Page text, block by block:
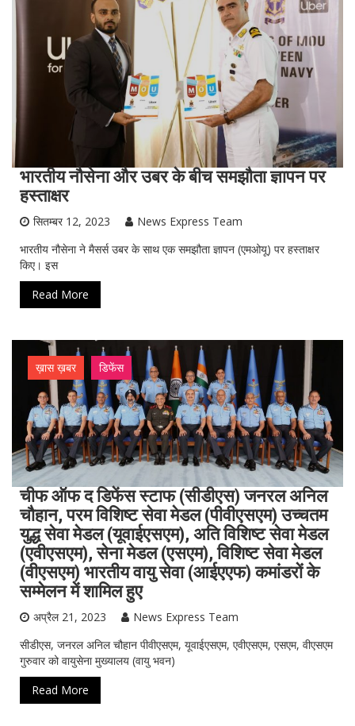
भारतीय नौसेना और उबर के बीच समझौता ज्ञापन पर
हस्ताक्षर
सितम्बर 12, 2023
News Express Team
भारतीय नौसेना ने मैसर्स उबर के साथ एक समझौता ज्ञापन (एमओयू) पर हस्ताक्षर
किए। इस
Read More
ख़ास ख़बर डिफेंस
चीफ ऑफ द डिफेंस स्टाफ (सीडीएस) जनरल अनिल
चौहान, परम विशिष्ट सेवा मेडल (पीवीएसएम) उच्चतम
युद्ध सेवा मेडल (यूवाईएसएम), अति विशिष्ट सेवा मेडल
(एवीएसएम), सेना मेडल (एसएम), विशिष्ट सेवा मेडल
(वीएसएम) भारतीय वायु सेवा (आईएएफ) कमांडरों के
सम्मेलन में शामिल हुए
अप्रैल 21, 2023
News Express Team
सीडीएस, जनरल अनिल चौहान पीवीएसएम, यूवाईएसएम, एवीएसएम, एसएम, वीएसएम
गुरुवार को वायुसेना मुख्यालय (वायु भवन)
Read More